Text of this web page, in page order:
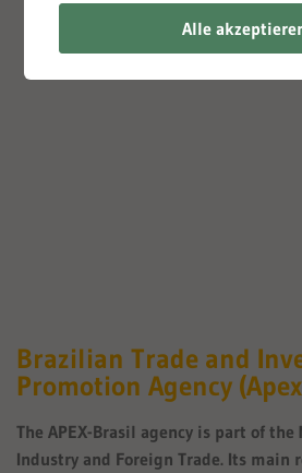
Brazilian Trade and
Promotion Agency
The APEX-Brasil agency is part of
Industry and Foreign Trade. Its
Alle